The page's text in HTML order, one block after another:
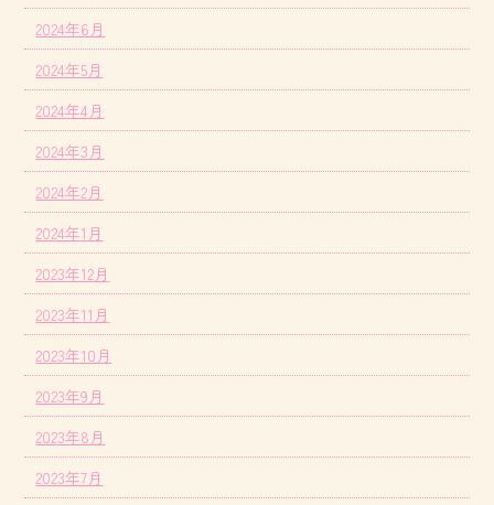
2024年6月
2024年5月
2024年4月
2024年3月
2024年2月
2024年1月
2023年12月
2023年11月
2023年10月
2023年9月
2023年8月
2023年7月